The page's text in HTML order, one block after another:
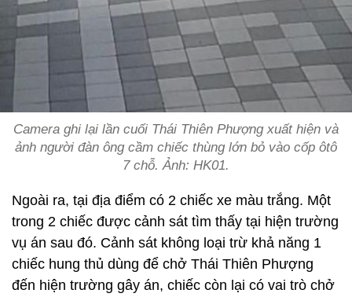
Camera ghi lại lần cuối Thái Thiên Phượng xuất hiện và
ảnh người đàn ông cầm chiếc thùng lớn bỏ vào cốp ôtô
7 chỗ. Ảnh: HK01.
Ngoài ra, tại địa điểm có 2 chiếc xe màu trắng. Một
trong 2 chiếc được cảnh sát tìm thấy tại hiện trường
vụ án sau đó. Cảnh sát không loại trừ khả năng 1
chiếc hung thủ dùng để chở Thái Thiên Phượng
đến hiện trường gây án, chiếc còn lại có vai trò chở